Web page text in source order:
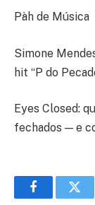
Pàh de Música
Simone
hit “P do
Eyes Closed:
fechados — e
Facebook